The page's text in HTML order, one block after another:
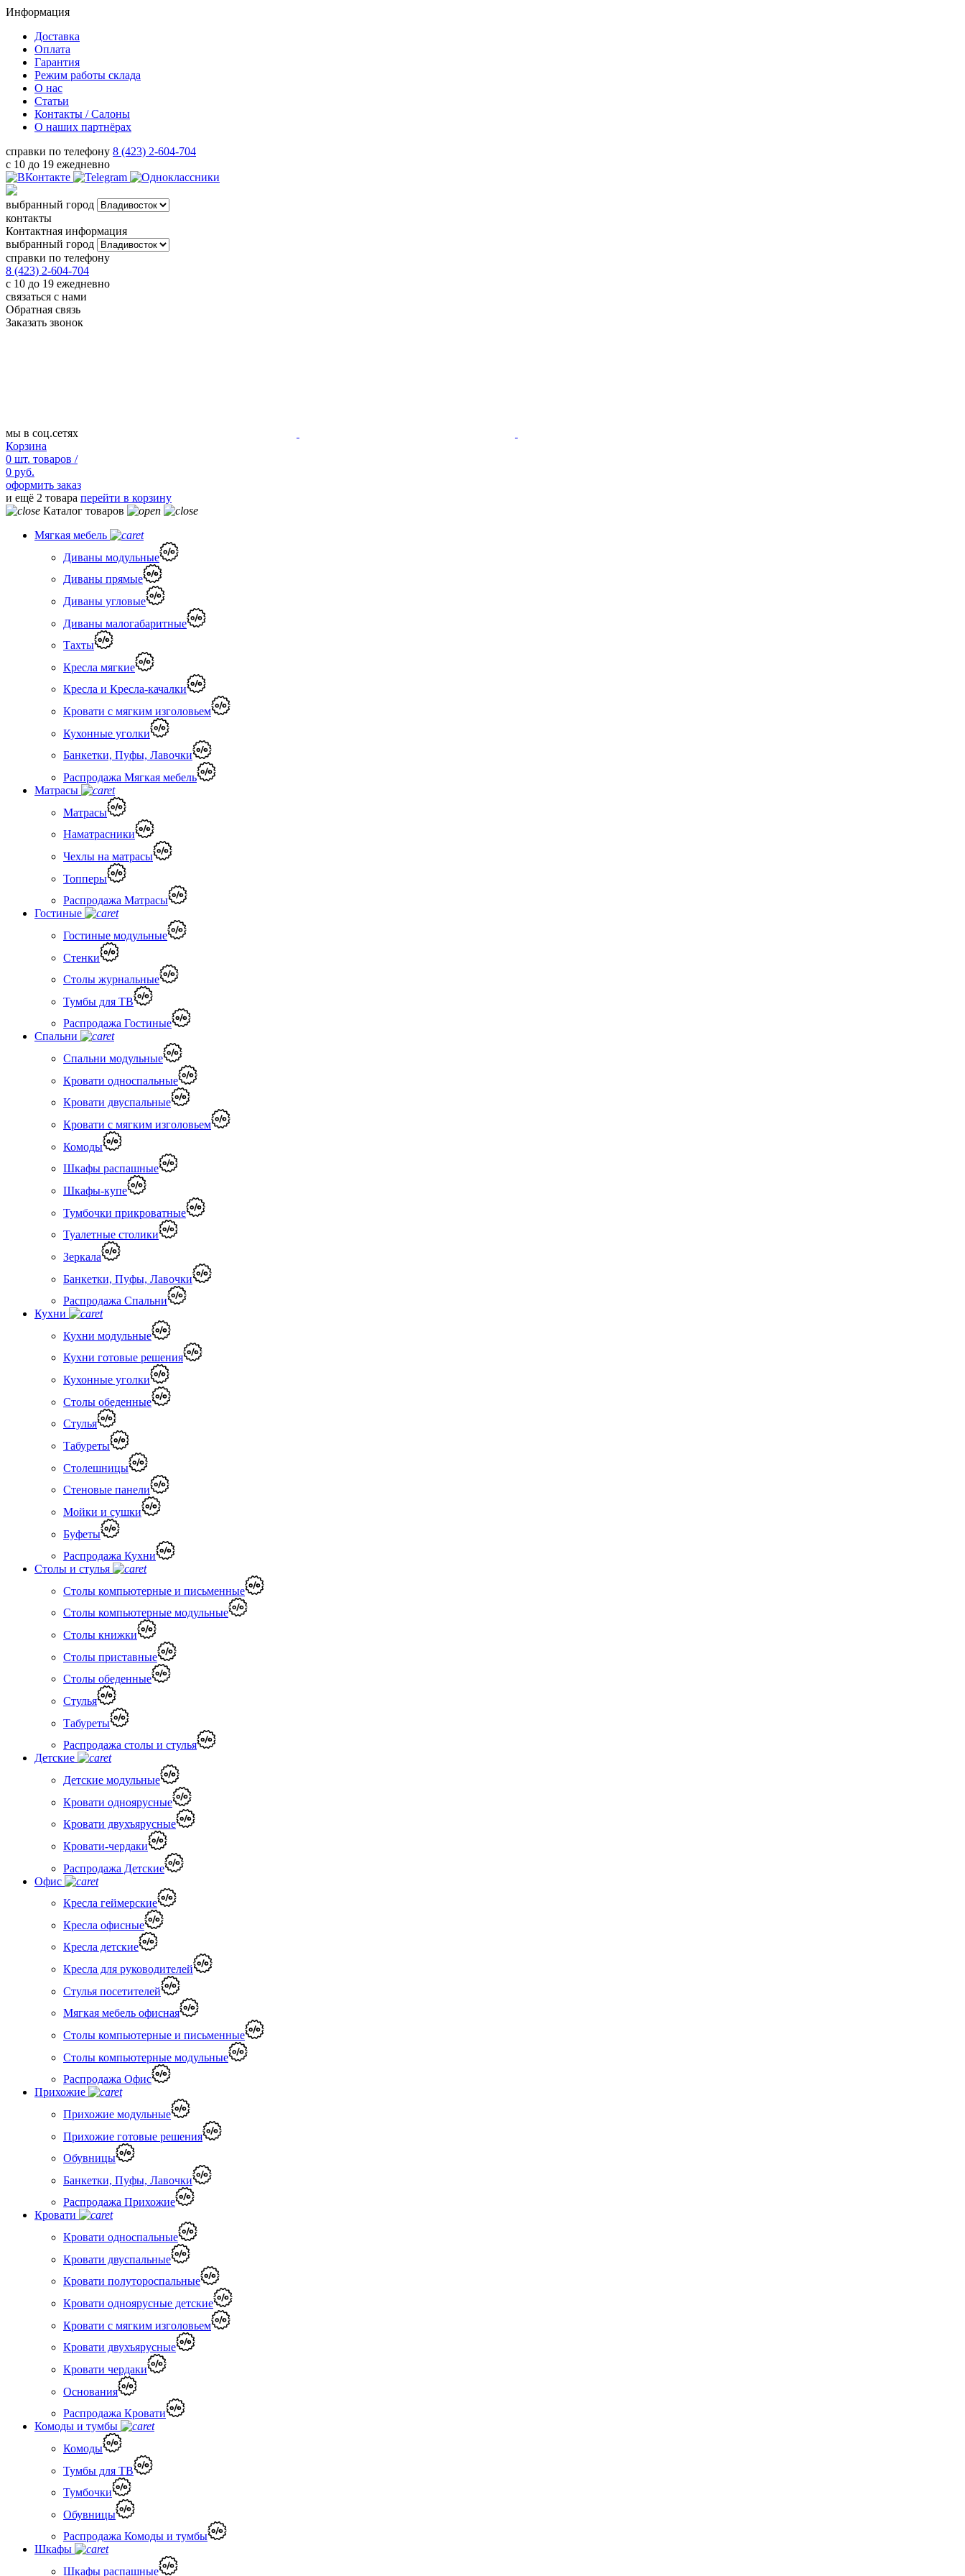
Информация
Доставка
Оплата
Гарантия
Режим работы склада
О нас
Статьи
Контакты / Салоны
О наших партнёрах
справки по телефону 8 (423) 2-604-704
с 10 до 19 ежедневно
выбранный город
контакты
Контактная информация
выбранный город
справки по телефону
8 (423) 2-604-704
с 10 до 19 ежедневно
связаться с нами
Обратная связь
Заказать звонок
мы в соц.сетях
Корзина
0 шт. товаров /
0 руб.
оформить заказ
и ещё 2 товара перейти в корзину
Каталог товаров
Мягкая мебель
Диваны модульные
Диваны прямые
Диваны угловые
Диваны малогабаритные
Тахты
Кресла мягкие
Кресла и Кресла-качалки
Кровати с мягким изголовьем
Кухонные уголки
Банкетки, Пуфы, Лавочки
Распродажа Мягкая мебель
Матрасы
Матрасы
Наматрасники
Чехлы на матрасы
Топперы
Распродажа Матрасы
Гостиные
Гостиные модульные
Стенки
Столы журнальные
Тумбы для ТВ
Распродажа Гостиные
Спальни
Спальни модульные
Кровати односпальные
Кровати двуспальные
Кровати с мягким изголовьем
Комоды
Шкафы распашные
Шкафы-купе
Тумбочки прикроватные
Туалетные столики
Зеркала
Банкетки, Пуфы, Лавочки
Распродажа Спальни
Кухни
Кухни модульные
Кухни готовые решения
Кухонные уголки
Столы обеденные
Стулья
Табуреты
Столешницы
Стеновые панели
Мойки и сушки
Буфеты
Распродажа Кухни
Столы и стулья
Столы компьютерные и письменные
Столы компьютерные модульные
Столы книжки
Столы приставные
Столы обеденные
Стулья
Табуреты
Распродажа столы и стулья
Детские
Детские модульные
Кровати одноярусные
Кровати двухъярусные
Кровати-чердаки
Распродажа Детские
Офис
Кресла геймерские
Кресла офисные
Кресла детские
Кресла для руководителей
Стулья посетителей
Мягкая мебель офисная
Столы компьютерные и письменные
Столы компьютерные модульные
Распродажа Офис
Прихожие
Прихожие модульные
Прихожие готовые решения
Обувницы
Банкетки, Пуфы, Лавочки
Распродажа Прихожие
Кровати
Кровати односпальные
Кровати двуспальные
Кровати полутороспальные
Кровати одноярусные детские
Кровати с мягким изголовьем
Кровати двухъярусные
Кровати чердаки
Основания
Распродажа Кровати
Комоды и тумбы
Комоды
Тумбы для ТВ
Тумбочки
Обувницы
Распродажа Комоды и тумбы
Шкафы
Шкафы распашные